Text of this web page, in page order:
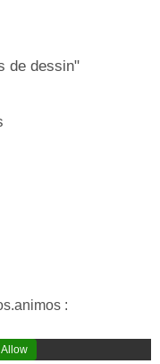
de dessin"
:
Allow